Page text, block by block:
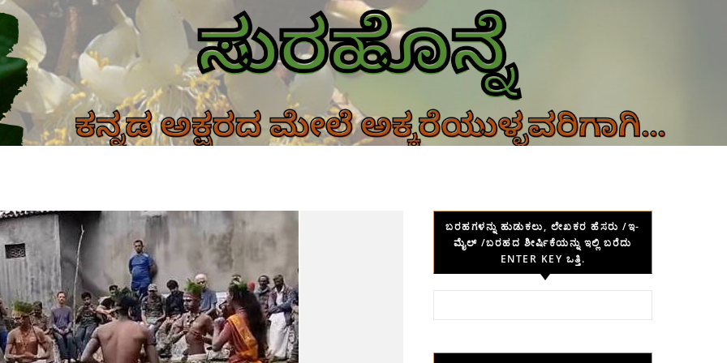
ಬರಹಗಳನ್ನು ಹುಡುಕಲು, ಲೇಖಕರ ಹೆಸರು /ಇ-
ಮೈಲ್ /ಬರಹದ ಶೀರ್ಷಿಕೆಯನ್ನು ಇಲ್ಲಿ ಬರೆದು
ENTER KEY ಒತ್ತಿ.